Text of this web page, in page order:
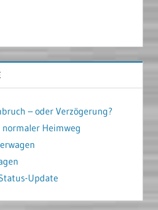
– oder Verzögerung?
normaler Heimweg
Update